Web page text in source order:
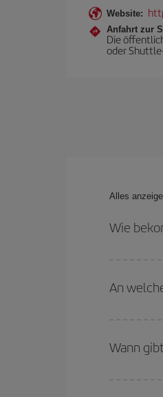
Website:
Anfahrt zur
Die
oder
Alles
Wie
flexibel sein
werden
An
Sie
,
Wann